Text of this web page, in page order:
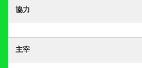
協力
主宰